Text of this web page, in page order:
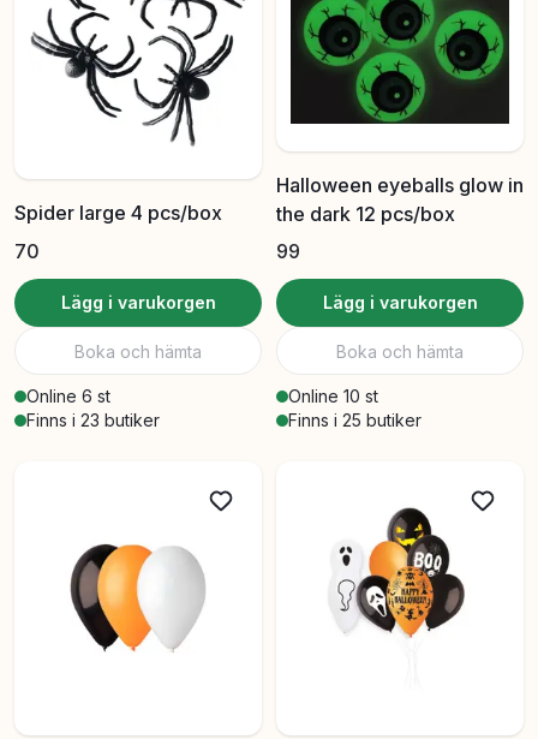
Spider large 4 pcs/box
70
Lägg i varukorgen
Boka och hämta
Online 6 st
Finns i 23 butiker
Halloween eyeballs glow in
the dark 12 pcs/box
99
Lägg i varukorgen
Boka och hämta
Online 10 st
Finns i 25 butiker